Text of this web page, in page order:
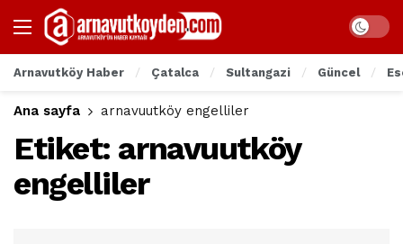
Arnavutköy Haber Çatalca Sultangazi Güncel
Ana sayfa arnavuutköy engelliler
Etiket: arnavuutköy
engelliler